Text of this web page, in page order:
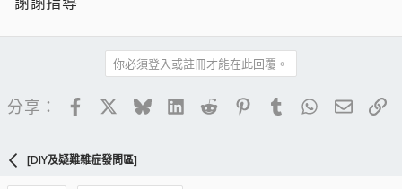
你必須登入或註冊才能在此回覆。
分享： FacebookBlueskyLinkedIn
Reddit PinterestTumblrWhatsApp
電子
[DIY及疑難雜症發問區]